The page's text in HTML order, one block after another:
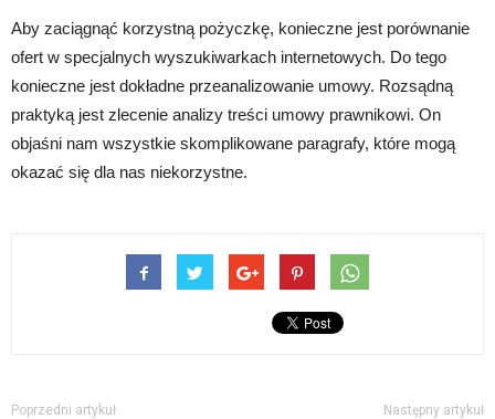
Aby zaciągnąć korzystną pożyczkę, konieczne jest porównanie
ofert w specjalnych wyszukiwarkach internetowych. Do tego
konieczne jest dokładne przeanalizowanie umowy. Rozsądną
praktyką jest zlecenie analizy treści umowy prawnikowi. On
objaśni nam wszystkie skomplikowane paragrafy, które mogą
okazać się dla nas niekorzystne.
Poprzedni artykuł Następny artykuł